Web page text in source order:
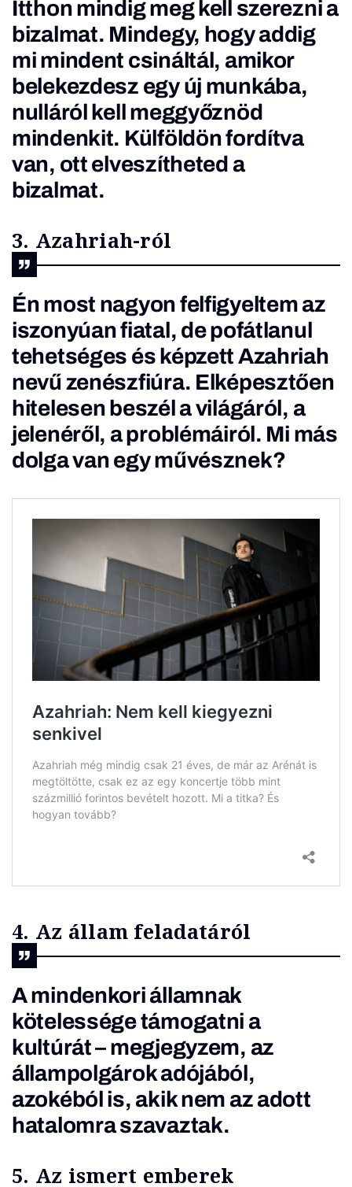
Itthon mindig meg kell szerezni a
bizalmat. Mindegy, hogy addig
mi mindent csináltál, amikor
belekezdesz egy új munkába,
nulláról kell meggyőznöd
mindenkit. Külföldön fordítva
van, ott elveszítheted a
bizalmat.
3. Azahriah-ról
Én most nagyon felfigyeltem az
iszonyúan fiatal, de pofátlanul
tehetséges és képzettAzahriah
nevű zenészfiúra. Elképesztően
hitelesen beszél a világáról, a
jelenéről, a problémáiról. Mi más
dolga van egy művésznek?
4. Az állam feladatáról
A mindenkori államnak
kötelessége támogatni a
kultúrát – megjegyzem, az
állampolgárok adójából,
azokéból is, akik nem az adott
hatalomra szavaztak.
5. Az ismert emberek